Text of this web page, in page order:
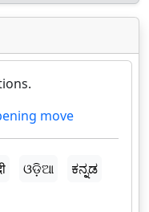
move
ଓଡ଼ିଆ
ಕನ್ನಡ